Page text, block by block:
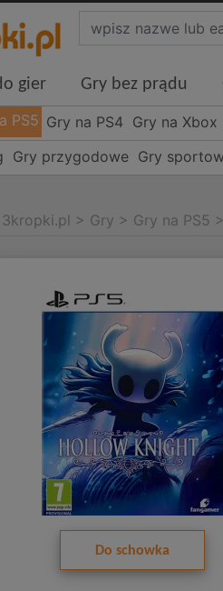
gier Gry bez prądu
PS5 Gry na PS4 Gry na Xbox
Gry przygodowe Gry
3kropki.pl > Gry > Gry na PS5 >
Do schowka